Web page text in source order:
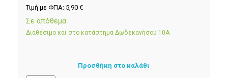
Τιμή με ΦΠΑ: 5,90 €
Σε απόθεμα
Διαθέσιμο και στο κατάστημα Δωδεκανήσου 10Α
Προσθήκη στο καλάθι